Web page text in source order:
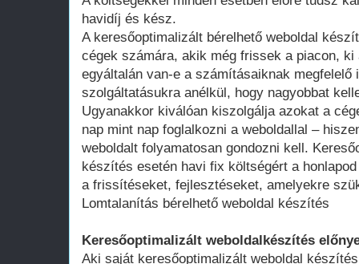
havidíj és kész.
A keresőoptimalizált bérelhető weboldal
cégek számára, akik még frissek a piacon, ki
egyáltalán van-e a számításaiknak megfelelő
szolgáltatásukra anélkül, hogy nagyobbat
Ugyanakkor kiválóan kiszolgálja azokat a
nap mint nap foglalkozni a weboldallal –
weboldalt folyamatosan gondozni kell.
készítés esetén havi fix költségért a
a frissítéseket, fejlesztéseket, amelyekre
Lomtalanítás bérelhető weboldal készítés
Keresőoptimalizált weboldalkészítés
Aki saját keresőoptimalizált weboldal